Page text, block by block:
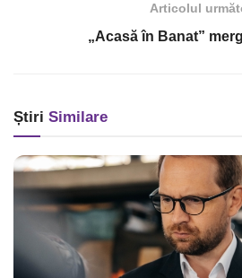
Articolul
„Acasă în Banat”
Știri Similare